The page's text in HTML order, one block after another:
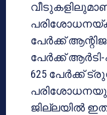
പേർക്ക്
പേർക്ക്
625 പേർക്ക്
ജില്ലയിൽ